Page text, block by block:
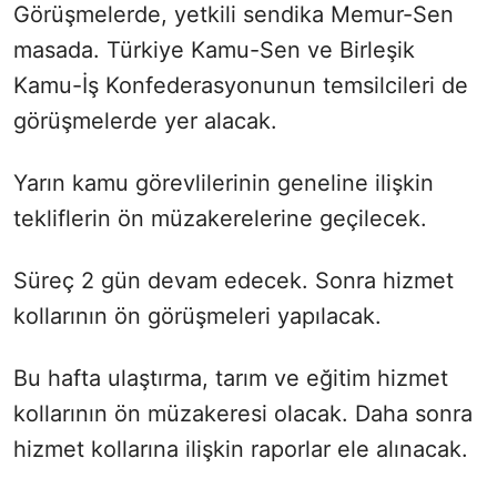
Görüşmelerde, yetkili sendika Memur-Sen
masada. Türkiye Kamu-Sen ve Birleşik
Kamu-İş Konfederasyonunun temsilcileri de
görüşmelerde yer alacak.
Yarın kamu görevlilerinin geneline ilişkin
tekliflerin ön müzakerelerine geçilecek.
Süreç 2 gün devam edecek. Sonra hizmet
kollarının ön görüşmeleri yapılacak.
Bu hafta ulaştırma, tarım ve eğitim hizmet
kollarının ön müzakeresi olacak. Daha sonra
hizmet kollarına ilişkin raporlar ele alınacak.